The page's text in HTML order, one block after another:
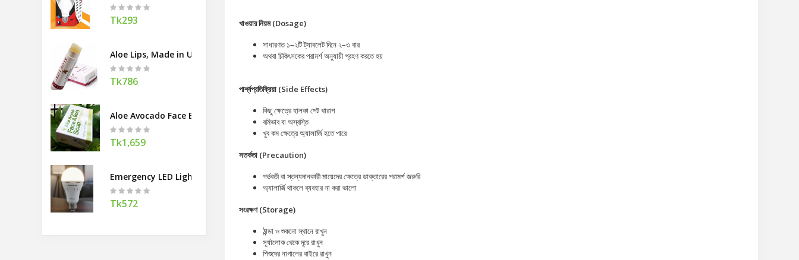
Tk293
Aloe Lips, Made in USA
Tk786
Aloe Avocado Face Body Soap, Made in USA
Tk1,659
Emergency LED Light
Tk572
খাওয়ার নিয়ম (Dosage)
সাধারণত ১–২টি ট্যাবলেট দিনে ২–৩ বার
অথবা চিকিৎসকের পরামর্শ অনুযায়ী গ্রহণ করতে হয়
পার্শ্বপ্রতিক্রিয়া (Side Effects)
কিছু ক্ষেত্রে হালকা পেট খারাপ
বমিভাব বা অস্বস্তি
খুব কম ক্ষেত্রে অ্যালার্জি হতে পারে
সতর্কতা (Precaution)
গর্ভবতী বা স্তন্যদানকারী মায়েদের ক্ষেত্রে ডাক্তারের পরামর্শ জরুরি
অ্যালার্জি থাকলে ব্যবহার না করা ভালো
সংরক্ষণ (Storage)
ঠান্ডা ও শুকনো স্থানে রাখুন
সূর্যালোক থেকে দূরে রাখুন
শিশুদের নাগালের বাইরে রাখুন